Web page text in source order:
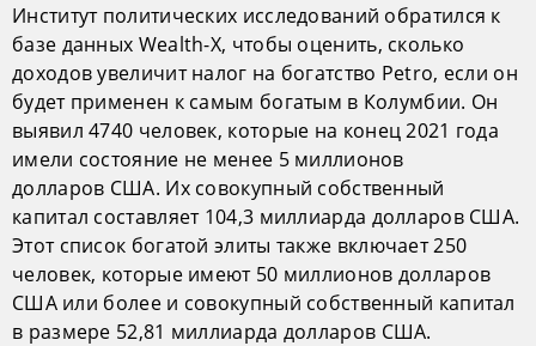
Институт политических исследований обратился к
базе данных Wealth-X, чтобы оценить, сколько
доходов увеличит налог на богатство Petro, если он
будет применен к самым богатым в Колумбии. Он
выявил 4740 человек, которые на конец 2021 года
имели состояние не менее 5 миллионов
долларов США. Их совокупный собственный
капитал составляет 104,3 миллиарда долларов США.
Этот список богатой элиты также включает 250
человек, которые имеют 50 миллионов долларов
США или более и совокупный собственный капитал
в размере 52,81 миллиарда долларов США.